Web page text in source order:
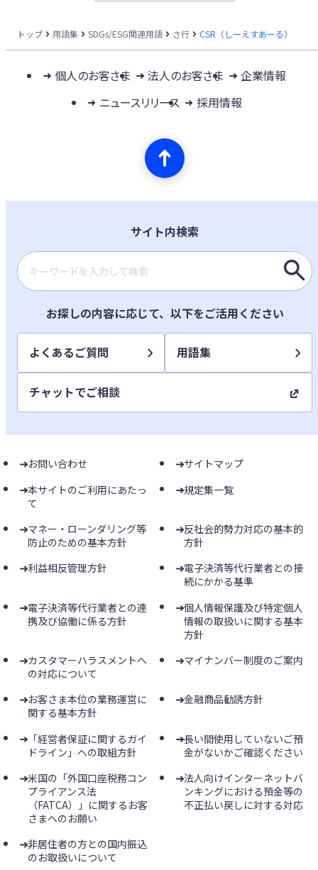
トップ 用語集 SDGs/ESG関連用語 さ行 CSR（しーえすあーる）
個人のお客さま 法人のお客さま
企業情報
ニュースリリース
採用情報
サイト内検索
検索キーワード入力
お探しの内容に応じて、以下をご活用ください
よくあるご質問 用語集
チャットでご相談
お問い合わせ
サイトマップ
本サイトのご利用にあたっ
て
規定集一覧
マネー・ローンダリング等
防止のための基本方針
反社会的勢力対応の基本的
方針
利益相反管理方針
電子決済等代行業者との接
続にかかる基準
電子決済等代行業者との連
携及び協働に係る方針
個人情報保護及び特定個人
情報の取扱いに関する基本
方針
カスタマーハラスメントへ
の対応について
マイナンバー制度のご案内
お客さま本位の業務運営に
関する基本方針
金融商品勧誘方針
「経営者保証に関するガイ
ドライン」への取組方針
長い間使用していないご預
金がないかご確認ください
米国の「外国口座税務コン
プライアンス法
（FATCA）」に関するお客
さまへのお願い
法人向けインターネットバ
ンキングにおける預金等の
不正払い戻しに対する対応
非居住者の方との国内振込
のお取扱いについて